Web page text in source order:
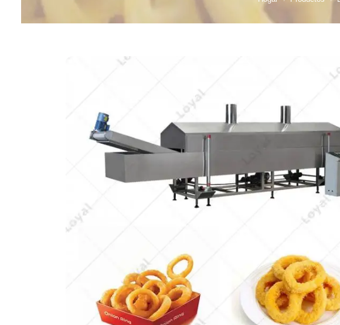
migas de pan
Línea de producción de
arroz
Línea de producción de
Línea de producción de
barras de cereales
Línea de producción de
modified starch production
line
Microwave Sterilization
Equipment